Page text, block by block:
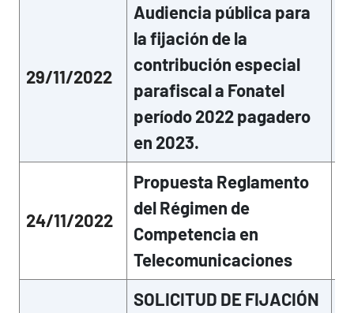
29/11/2022
Audiencia pública para
la fijación de la
contribución especial
parafiscal a Fonatel
período 2022 pagadero
en 2023.
24/11/2022
Propuesta Reglamento
del Régimen de
Competencia en
Telecomunicaciones
SOLICITUD DE FIJACIÓN